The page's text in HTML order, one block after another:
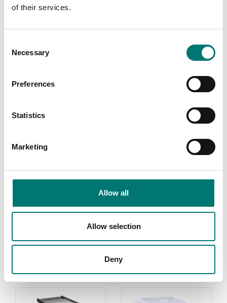
of their services.
Selection
Necessary
Preferences
Statistics
Marketing
Allow all
Allow selection
Deny
Artikelnr: Ellipsis-Reader
Kalibrering av våg inkl
Finns i flera varianter
Related pages